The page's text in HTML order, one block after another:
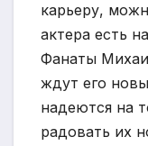
карьеру,
актера есть
Фанаты
ждут его
надеются на
радовать их